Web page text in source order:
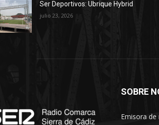
Ser Deportivos: Ubrique Hybrid
julio 23, 2026
SOBRE
Emisora